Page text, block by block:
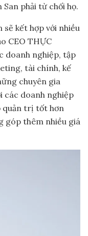
phải từ chối họ.
kết hợp với nhiều
CEO THỰC
doanh nghiệp, tập
tài chính, kế
chuyên gia
các doanh nghiệp
quản trị tốt hơn
góp thêm nhiều giá